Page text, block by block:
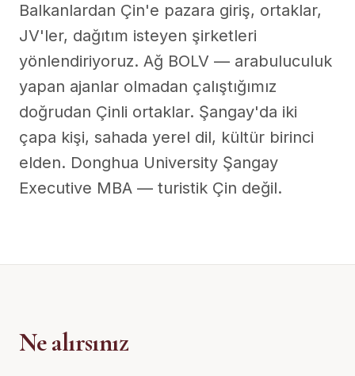
Balkanlardan Çin'e pazara giriş, ortaklar,
JV'ler, dağıtım isteyen şirketleri
yönlendiriyoruz. Ağ BOLV — arabuluculuk
yapan ajanlar olmadan çalıştığımız
doğrudan Çinli ortaklar. Şangay'da iki
çapa kişi, sahada yerel dil, kültür birinci
elden. Donghua University Şangay
Executive MBA — turistik Çin değil.
Ne alırsınız